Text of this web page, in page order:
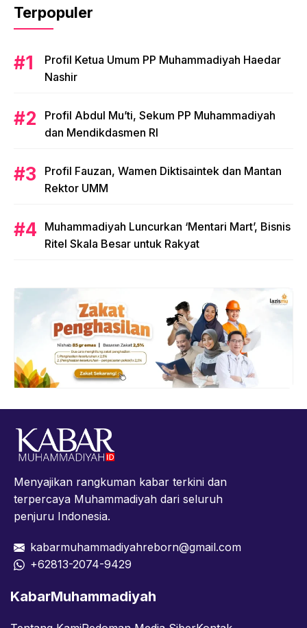
Terpopuler
Profil Ketua Umum PP Muhammadiyah Haedar
Nashir
Profil Abdul Mu’ti, Sekum PP Muhammadiyah
dan Mendikdasmen RI
Profil Fauzan, Wamen Diktisaintek dan Mantan
Rektor UMM
Muhammadiyah Luncurkan ‘Mentari Mart’, Bisnis
Ritel Skala Besar untuk Rakyat
Menyajikan rangkuman kabar terkini dan
terpercaya Muhammadiyah dari seluruh
penjuru Indonesia.
kabarmuhammadiyahreborn@gmail.com
+62813-2074-9429
KabarMuhammadiyah